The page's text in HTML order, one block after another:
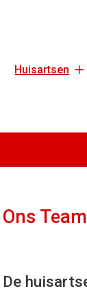
Huisartsen
Ons Team
De